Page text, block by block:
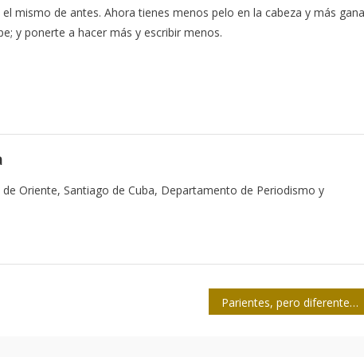
mismo de antes. Ahora tienes menos pelo en la cabeza y más
y ponerte a hacer más y escribir menos.
Oriente, Santiago de Cuba, Departamento de Periodismo y
Parientes, pero diferentes